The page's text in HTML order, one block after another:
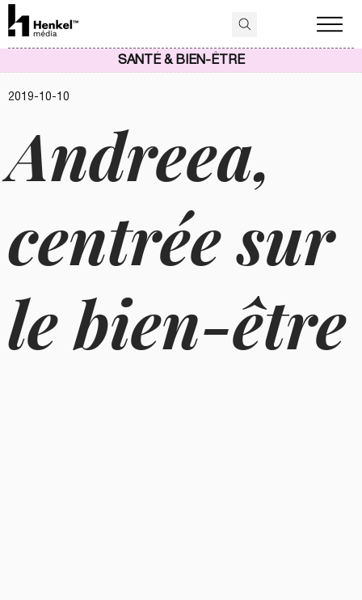
2019-10-10
Andreea,
centrée sur
le bien-être
SANTÉ & BIEN-ÊTRE